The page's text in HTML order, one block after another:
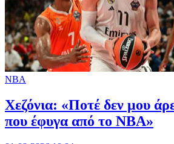
NBA
Χεζόνια: «Ποτέ δεν μου
που έφυγα από το NBA»